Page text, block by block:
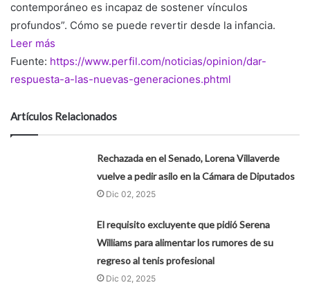
contemporáneo es incapaz de sostener vínculos
profundos”. Cómo se puede revertir desde la infancia.
Leer más
Fuente: https://www.perfil.com/noticias/opinion/dar-
respuesta-a-las-nuevas-generaciones.phtml
Artículos Relacionados
Rechazada en el Senado, Lorena Villaverde
vuelve a pedir asilo en la Cámara de Diputados
Dic 02, 2025
El requisito excluyente que pidió Serena
Williams para alimentar los rumores de su
regreso al tenis profesional
Dic 02, 2025